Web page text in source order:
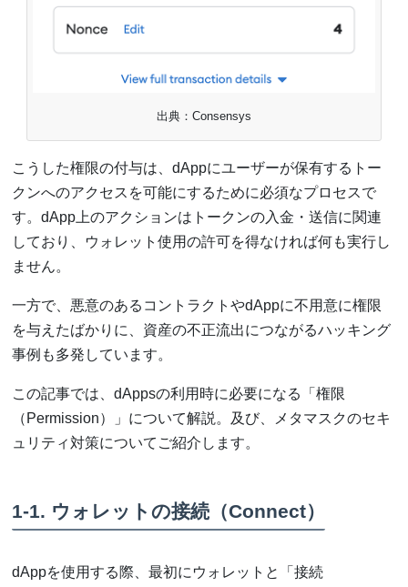
出典：Consensys
こうした権限の付与は、dAppにユーザーが保有するトー
クンへのアクセスを可能にするために必須なプロセスで
す。dApp上のアクションはトークンの入金・送信に関連
しており、ウォレット使用の許可を得なければ何も実行し
ません。
一方で、悪意のあるコントラクトやdAppに不用意に権限
を与えたばかりに、資産の不正流出につながるハッキング
事例も多発しています。
この記事では、dAppsの利用時に必要になる「権限
（Permission）」について解説。及び、メタマスクのセキ
ュリティ対策についてご紹介します。
1-1. ウォレットの接続（Connect）
dAppを使用する際、最初にウォレットと「接続